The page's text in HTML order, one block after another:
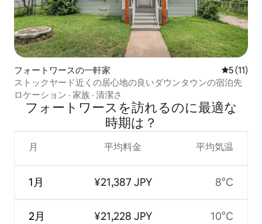
フォートワースの一軒家 レビュー
5 (11)
ストックヤード近くの居心地の良いダウンタウンの宿泊先
ロケーション · 家族 · 清潔さ
フォートワースを訪⁠れ⁠るの⁠に最⁠適⁠な
時⁠期⁠は⁠？
月
1月
2月
平均料金
¥21,387 JPY
¥21,228 JPY
平均気温
8°C
10°C